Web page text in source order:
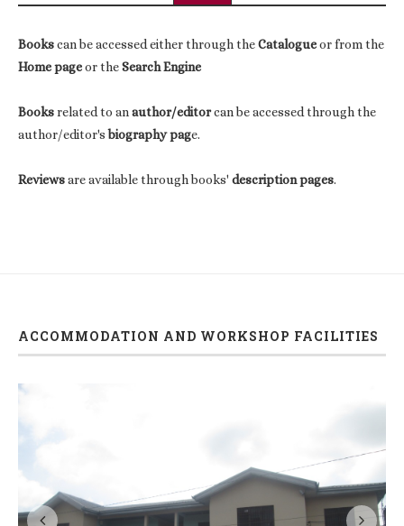
Bookscan be accessed either through theCatalogueor from the
Home pageor theSearch Engine
Booksrelated to anauthor/editorcan be accessed through the
author/editor'sbiography page.
Reviewsare available through books' description pages.
ACCOMMODATION AND WORKSHOP FACILITIES